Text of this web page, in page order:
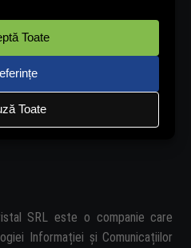
SRL este o companie care
Informației și Comunicațiilor